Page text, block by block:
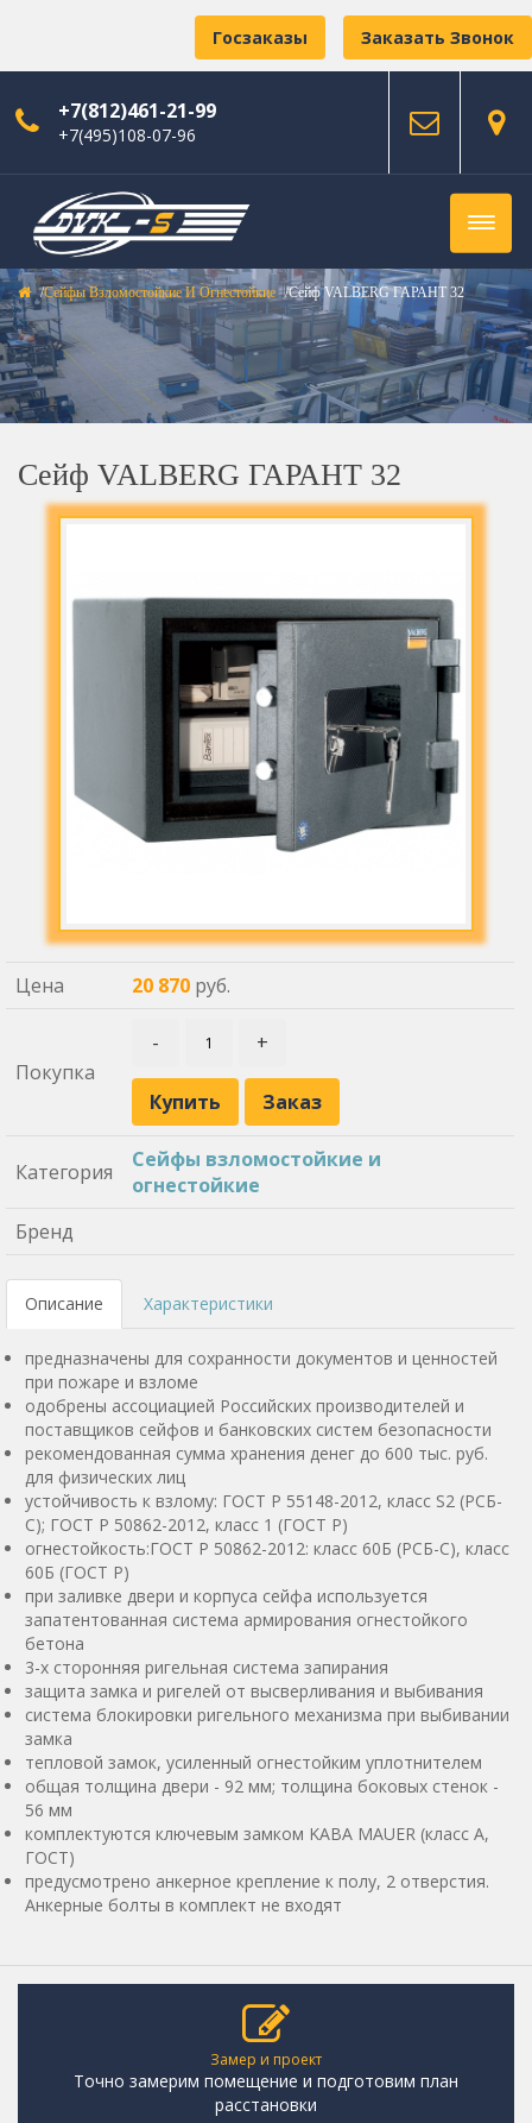
Заказать Звонок
Госзаказы
+7(812)461-21-99
+7(495)108-07-96
Сейфы Взломостойкие И Огнестойкие Сейф VALBERG ГАРАНТ 32
Сейф VALBERG ГАРАНТ 32
Цена 20 870 руб.
Покупка
- +
Купить Заказ
Категория
Сейфы взломостойкие и
огнестойкие
Бренд
Описание Характеристики
предназначены для сохранности документов и ценностей
при пожаре и взломе
одобрены ассоциацией Российских производителей и
поставщиков сейфов и банковских систем безопасности
рекомендованная сумма хранения денег до 600 тыс. руб.
для физических лиц
устойчивость к взлому: ГОСТ Р 55148-2012, класс S2 (РСБ-
С); ГОСТ Р 50862-2012, класс 1 (ГОСТ Р)
огнестойкость:ГОСТ Р 50862-2012: класс 60Б (РСБ-С), класс
60Б (ГОСТ Р)
при заливке двери и корпуса сейфа используется
запатентованная система армирования огнестойкого
бетона
3-х сторонняя ригельная система запирания
защита замка и ригелей от высверливания и выбивания
система блокировки ригельного механизма при выбивании
замка
тепловой замок, усиленный огнестойким уплотнителем
общая толщина двери - 92 мм; толщина боковых стенок -
56 мм
комплектуются ключевым замком KABA MAUER (класс А,
ГОСТ)
предусмотрено анкерное крепление к полу, 2 отверстия.
Анкерные болты в комплект не входят
Замер и проект
Точно замерим помещение и подготовим план
расстановки